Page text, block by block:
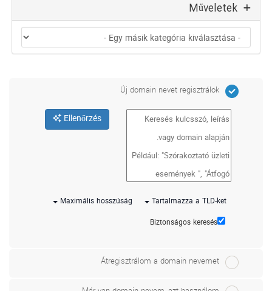
Új domain nevet regisztrálok
Ellenőrzés
Tartalmazza a TLD-ket
Maximális hosszúság
Biztonságos keresés
Átregisztrálom a domain nevemet